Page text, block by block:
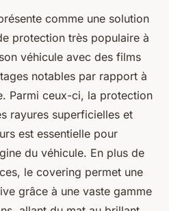
comme une solution
protection très populaire à
véhicule avec des films
notables par rapport à
Parmi ceux-ci, la protection
rayures superficielles et
est essentielle pour
du véhicule. En plus de
le covering permet une
grâce à une vaste gamme